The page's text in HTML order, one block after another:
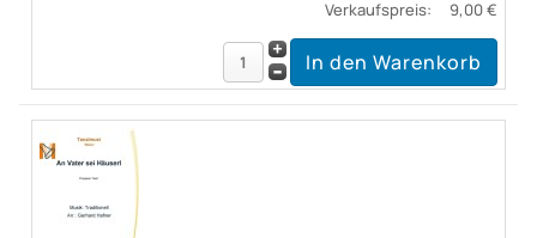
Verkaufspreis: 9,00 €